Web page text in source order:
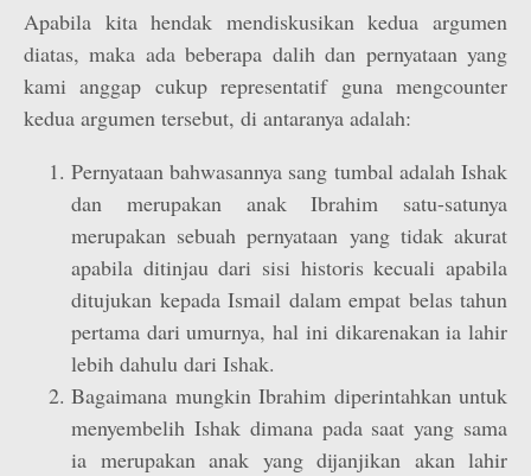
Apabila kita hendak mendiskusikan kedua argumen
diatas, maka ada beberapa dalih dan pernyataan yang
kami anggap cukup representatif guna mengcounter
kedua argumen tersebut, di antaranya adalah:
Pernyataan bahwasannya sang tumbal adalah Ishak
dan merupakan anak Ibrahim satu-satunya
merupakan sebuah pernyataan yang tidak akurat
apabila ditinjau dari sisi historis kecuali apabila
ditujukan kepada Ismail dalam empat belas tahun
pertama dari umurnya, hal ini dikarenakan ia lahir
lebih dahulu dari Ishak.
Bagaimana mungkin Ibrahim diperintahkan untuk
menyembelih Ishak dimana pada saat yang sama
ia merupakan anak yang dijanjikan akan lahir